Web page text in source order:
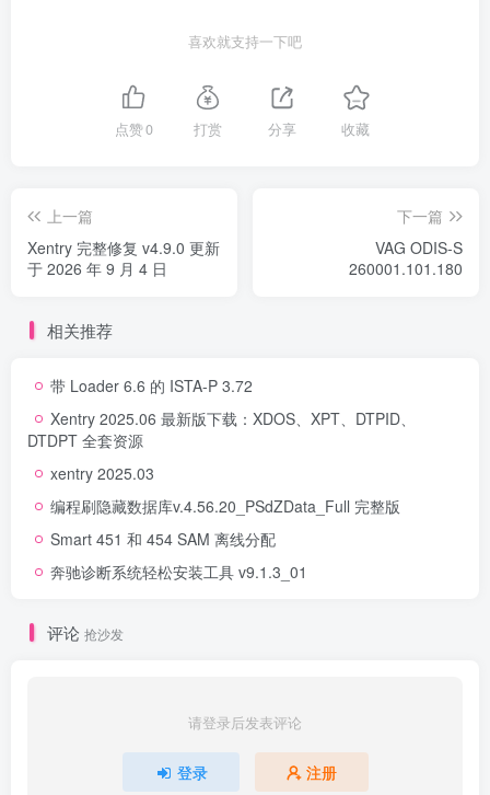
喜欢就支持一下吧
点赞0 打赏 分享 收藏
上一篇
Xentry 完整修复 v4.9.0 更新
于 2026 年 9 月 4 日
下一篇
VAG ODIS-S
260001.101.180
相关推荐
带 Loader 6.6 的 ISTA-P 3.72
Xentry 2025.06 最新版下载：XDOS、XPT、DTPID、
DTDPT 全套资源
xentry 2025.03
编程刷隐藏数据库v.4.56.20_PSdZData_Full 完整版
Smart 451 和 454 SAM 离线分配
奔驰诊断系统轻松安装工具 v9.1.3_01
评论 抢沙发
请登录后发表评论
登录 注册